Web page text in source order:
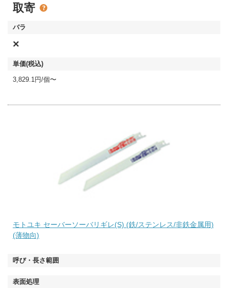
取寄
×
3,829.1円/個〜
モトユキ セーバーソーバリギレ(S) (鉄/ステンレス/非鉄金属用)
(薄物向)